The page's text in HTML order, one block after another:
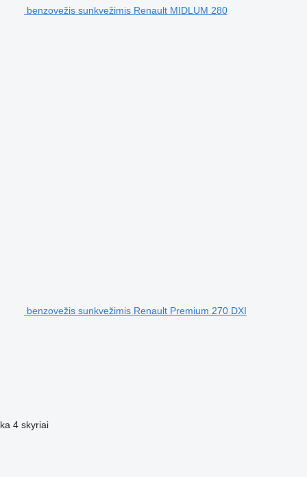
benzovežis sunkvežimis Renault MIDLUM 280
benzovežis sunkvežimis Renault Premium 270 DXI
4 skyriai